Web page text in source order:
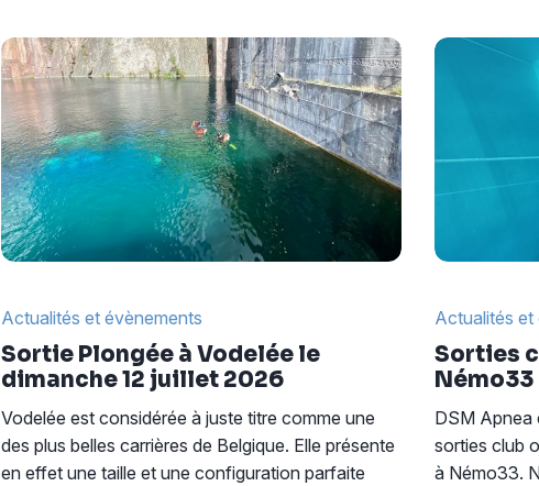
Actualités et évènements
Sortie Plongée à Vodelée le
dimanche 12 juillet 2026
Vodelée est considérée à juste titre comme une
des plus belles carrières de Belgique. Elle présente
en effet une taille et une configuration parfaite
Actualités et
Sorties
Némo33
DSM Apnea
sorties club
à Némo33.